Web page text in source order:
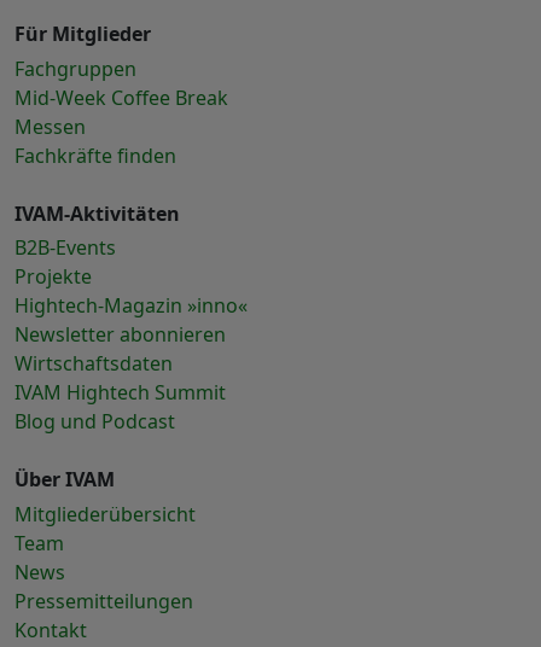
Für Mitglieder
Fachgruppen
Mid-Week Coffee Break
Messen
Fachkräfte finden
IVAM-Aktivitäten
B2B-Events
Projekte
Hightech-Magazin »inno«
Newsletter abonnieren
Wirtschaftsdaten
IVAM Hightech Summit
Blog und Podcast
Über IVAM
Mitgliederübersicht
Team
News
Pressemitteilungen
Kontakt